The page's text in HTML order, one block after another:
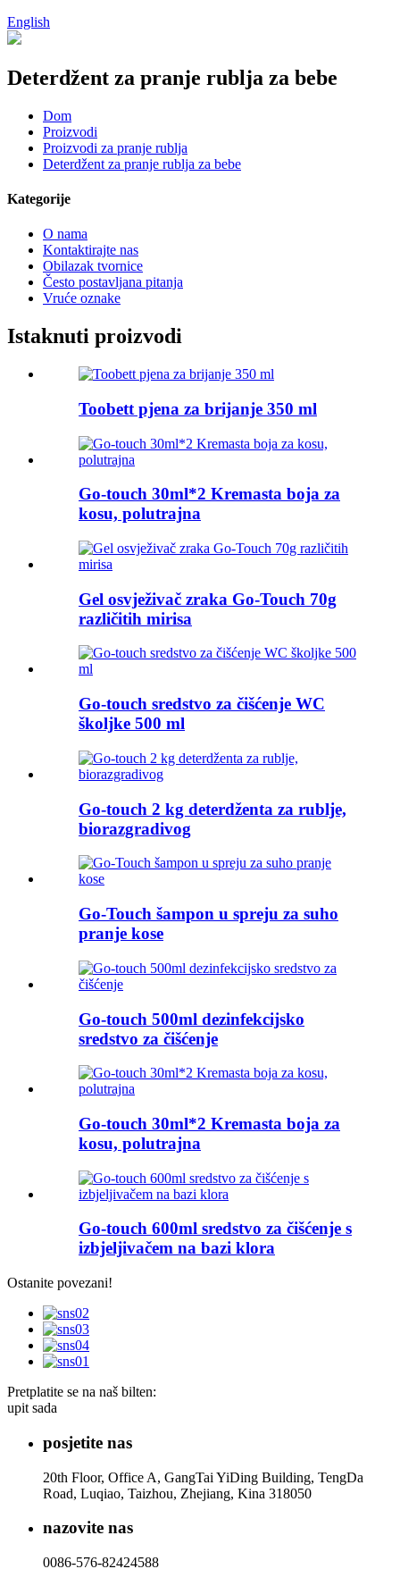
English
Deterdžent za pranje rublja za bebe
Dom
Proizvodi
Proizvodi za pranje rublja
Deterdžent za pranje rublja za bebe
Kategorije
O nama
Kontaktirajte nas
Obilazak tvornice
Često postavljana pitanja
Vruće oznake
Istaknuti proizvodi
Toobett pjena za brijanje 350 ml
Go-touch 30ml*2 Kremasta boja za
kosu, polutrajna
Gel osvježivač zraka Go-Touch 70g
različitih mirisa
Go-touch sredstvo za čišćenje WC
školjke 500 ml
Go-touch 2 kg deterdženta za rublje,
biorazgradivog
Go-Touch šampon u spreju za suho
pranje kose
Go-touch 500ml dezinfekcijsko
sredstvo za čišćenje
Go-touch 30ml*2 Kremasta boja za
kosu, polutrajna
Go-touch 600ml sredstvo za čišćenje s
izbjeljivačem na bazi klora
Ostanite povezani!
Pretplatite se na naš bilten:
upit sada
posjetite nas
20th Floor, Office A, GangTai YiDing Building, TengDa
Road, Luqiao, Taizhou, Zhejiang, Kina 318050
nazovite nas
0086-576-82424588